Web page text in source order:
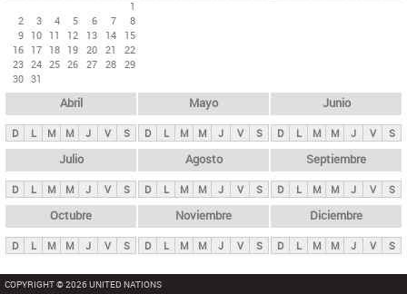
p
n
c
i
p
l
e
s
1
2
3 4 5 6 7
8
9 10 11 12 13 14
15
16 17 18 19 20 21
22
23 24 25 26 27 28 29
30 31
Abril
D L M M J V S
Mayo
D L M M J V S
Junio
D L M M J V S
Julio
D L M M J V S
Agosto
D L M M J V S
Septiembre
D L M M J V S
Octubre
D L M M J V S
Noviembre
D L M M J V S
Diciembre
D L M M J V S
COPYRIGHT © 2026 UNITED NATIONS